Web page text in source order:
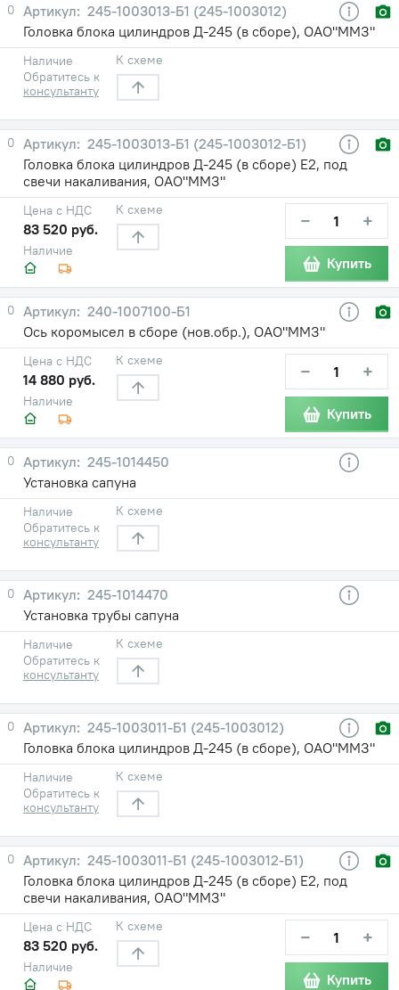
0
245-1003013-Б1 (245-1003012)
Головка блока цилиндров Д-245 (в сборе), ОАО"ММЗ"
Наличие
Обратитесь к
консультанту
К схеме
0
245-1003013-Б1 (245-1003012-Б1)
Головка блока цилиндров Д-245 (в сборе) Е2, под
свечи накаливания, ОАО"ММЗ"
Наличие
Цена с НДС
83 520 руб.
К схеме − +
Купить
0
240-1007100-Б1
Ось коромысел в сборе (нов.обр.), ОАО"ММЗ"
Наличие
Цена с НДС
14 880 руб.
К схеме − +
Купить
0
245-1014450
Установка сапуна
Наличие
Обратитесь к
консультанту
К схеме
0
245-1014470
Установка трубы сапуна
Наличие
Обратитесь к
консультанту
К схеме
0
245-1003011-Б1 (245-1003012)
Головка блока цилиндров Д-245 (в сборе), ОАО"ММЗ"
Наличие
Обратитесь к
консультанту
К схеме
0
245-1003011-Б1 (245-1003012-Б1)
Головка блока цилиндров Д-245 (в сборе) Е2, под
свечи накаливания, ОАО"ММЗ"
Наличие
Цена с НДС
83 520 руб.
К схеме − +
Купить